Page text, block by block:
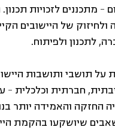
מתכננים לזכויות
של היישובים
לתכנון ולפיתוח.
על תושבי ותושבות
חברתית וכלכלית –
החזקה והאמידה יותר
שיושקעו בהקמת